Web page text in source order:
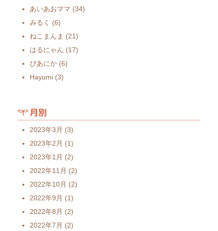
あいあおママ (34)
みるく
(6)
ねこまんま (21)
はるにゃん (17)
ぴあにか(6)
Hayumi(3)
月別
2023年3月 (3)
2023年2月 (1)
2023年1月 (2)
2022年11月 (2)
2022年10月 (2)
2022年9月 (1)
2022年8月 (2)
2022年7月 (2)